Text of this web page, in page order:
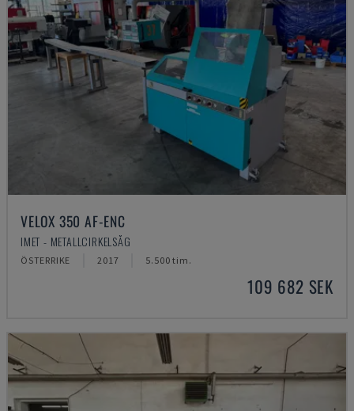
VELOX 350 AF-ENC
IMET - METALLCIRKELSÅG
ÖSTERRIKE 2017 5.500 tim.
109 682 SEK